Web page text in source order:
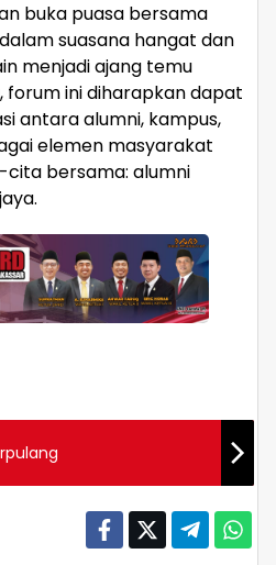
buka puasa bersama
suasana hangat dan
menjadi ajang temu
forum ini diharapkan dapat
antara alumni, kampus,
elemen masyarakat
bersama: alumni